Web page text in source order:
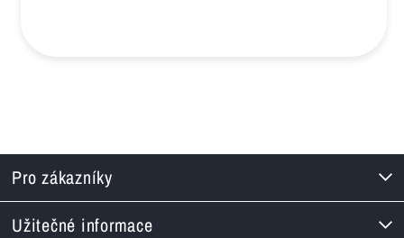
Pro zákazníky
Užitečné informace